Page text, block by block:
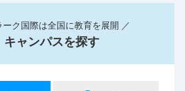
ーク国際は全国に教育を展開 ／
キャンパスを探す